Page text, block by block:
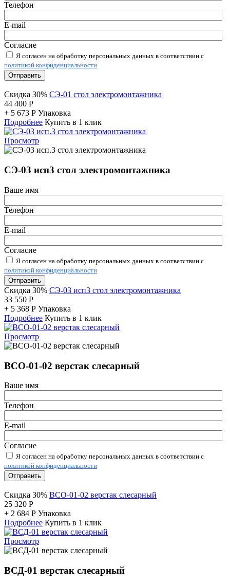
Телефон
E-mail
Согласие
Я согласен на обработку персональных данных в соответствии с
политикой конфиденциальности
Отправить
Скидка 30% СЭ-01 стол электромонтажника
44 400 Р
+ 5 673 Р Упаковка
Подробнее Купить в 1 клик
Просмотр
СЭ-03 исп3 стол электромонтажника
Ваше имя
Телефон
E-mail
Согласие
Я согласен на обработку персональных данных в соответствии с
политикой конфиденциальности
Отправить
Скидка 30% СЭ-03 исп3 стол электромонтажника
33 550 Р
+ 5 368 Р Упаковка
Подробнее Купить в 1 клик
Просмотр
ВСО-01-02 верстак слесарный
Ваше имя
Телефон
E-mail
Согласие
Я согласен на обработку персональных данных в соответствии с
политикой конфиденциальности
Отправить
Скидка 30% ВСО-01-02 верстак слесарный
25 320 Р
+ 2 684 Р Упаковка
Подробнее Купить в 1 клик
Просмотр
ВСД-01 верстак слесарный